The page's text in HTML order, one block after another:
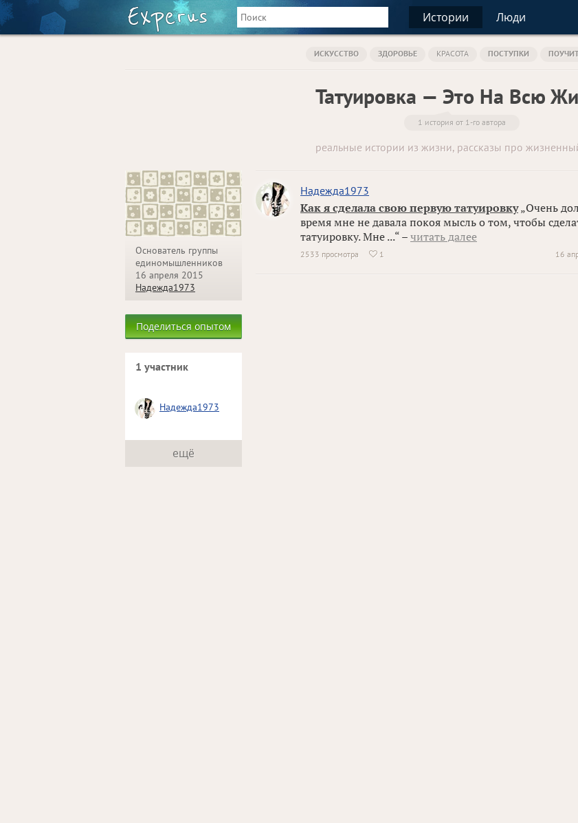
Истории Люди
ИСКУССТВО ЗДОРОВЬЕ КРАСОТА ПОСТУПКИ
Татуировка — Это На Всю
1 история от 1-го автора
реальные истории из жизни, рассказы про
Основатель группы
единомышленников
16 апреля 2015
Надежда1973
Поделиться опытом
1 участник
Надежда1973
ещё
Надежда1973
Как я сделала свою первую татуировку„Очень
время мне не давала покоя мысль о том, чтобы
татуировку. Мне ...“ – читать далее
16
2533 просмотра  1